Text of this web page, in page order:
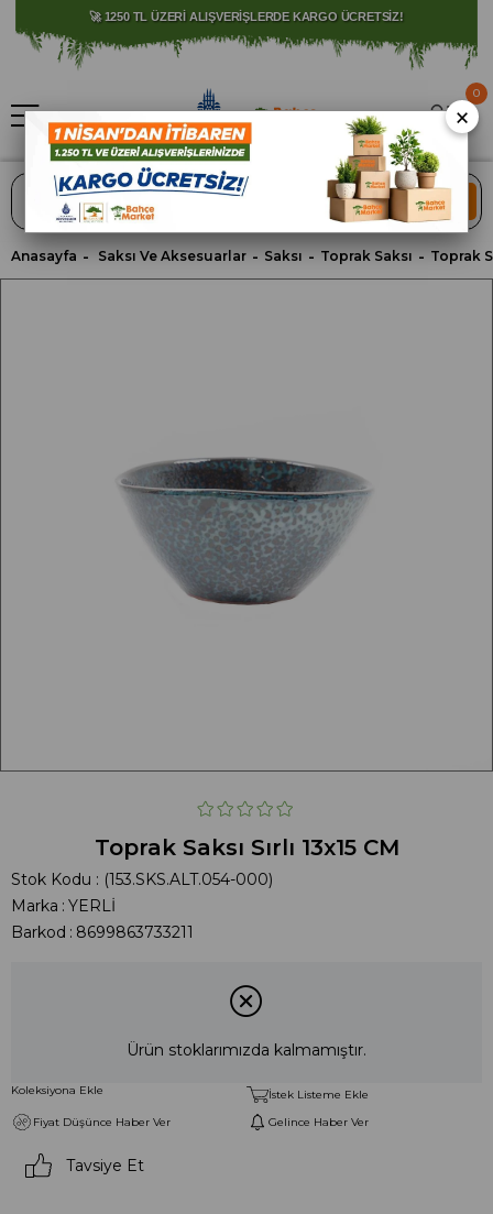
🚀 1250 TL ÜZERİ ALIŞVERİŞLERDE KARGO ÜCRETSİZ!
⚠️ SATIŞLARIMIZ YALNIZCA İSTANBUL İLİ İLE SINIRLIDIR.
ARA
0
Anasayfa Saksı Ve Aksesuarlar Saksı Toprak Saksı Toprak
Toprak Saksı Sırlı 13x15 CM
Stok Kodu
(153.SKS.ALT.054-000)
Marka : YERLİ
Barkod : 8699863733211
Ürün stoklarımızda kalmamıştır.
Koleksiyona Ekle
İstek Listeme Ekle
Fiyat Düşünce Haber Ver
Gelince Haber Ver
Tavsiye Et
×